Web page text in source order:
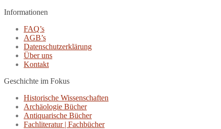
Informationen
FAQ’s
AGB’s
Datenschutzerklärung
Über uns
Kontakt
Geschichte im Fokus
Historische Wissenschaften
Archäologie Bücher
Antiquarische Bücher
Fachliteratur | Fachbücher